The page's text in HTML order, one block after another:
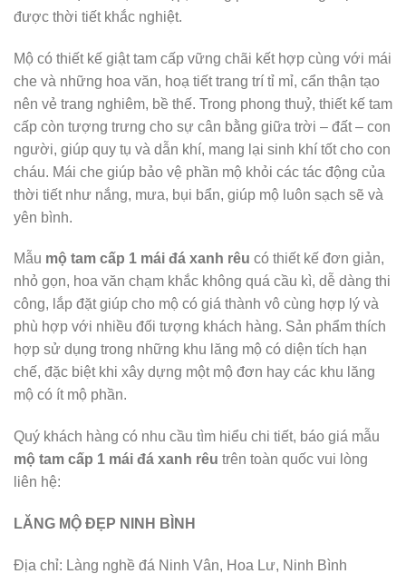
được thời tiết khắc nghiệt.
Mộ có thiết kế giật tam cấp vững chãi kết hợp cùng với mái
che và những hoa văn, hoạ tiết trang trí tỉ mỉ, cẩn thận tạo
nên vẻ trang nghiêm, bề thế. Trong phong thuỷ, thiết kế tam
cấp còn tượng trưng cho sự cân bằng giữa trời – đất – con
người, giúp quy tụ và dẫn khí, mang lại sinh khí tốt cho con
cháu. Mái che giúp bảo vệ phần mộ khỏi các tác động của
thời tiết như nắng, mưa, bụi bẩn, giúp mộ luôn sạch sẽ và
yên bình.
Mẫu mộ tam cấp 1 mái đá xanh rêu có thiết kế đơn giản,
nhỏ gọn, hoa văn chạm khắc không quá cầu kì, dễ dàng thi
công, lắp đặt giúp cho mộ có giá thành vô cùng hợp lý và
phù hợp với nhiều đối tượng khách hàng. Sản phẩm thích
hợp sử dụng trong những khu lăng mộ có diện tích hạn
chế, đặc biệt khi xây dựng một mộ đơn hay các khu lăng
mộ có ít mộ phần.
Quý khách hàng có nhu cầu tìm hiểu chi tiết, báo giá mẫu
mộ tam cấp 1 mái đá xanh rêu trên toàn quốc vui lòng
liên hệ:
LĂNG MỘ ĐẸP NINH BÌNH
Địa chỉ: Làng nghề đá Ninh Vân, Hoa Lư, Ninh Bình